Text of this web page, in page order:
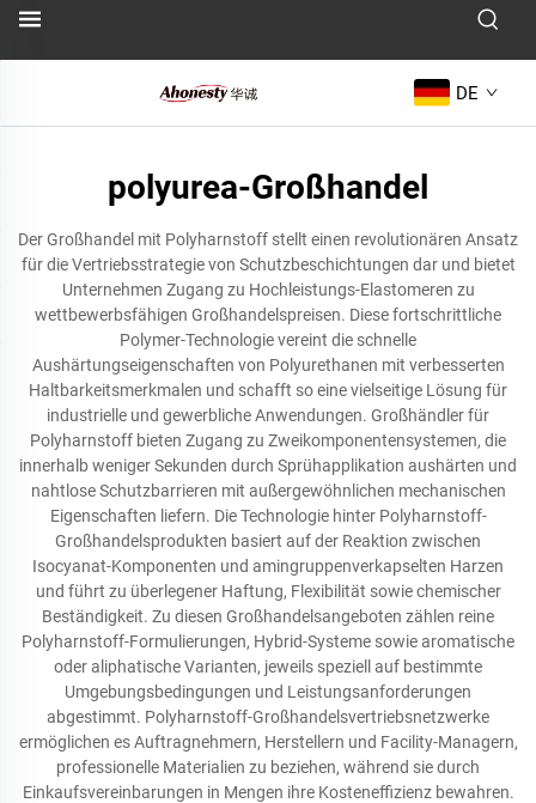
DE
polyurea-Großhandel
Der Großhandel mit Polyharnstoff stellt einen revolutionären Ansatz
für die Vertriebsstrategie von Schutzbeschichtungen dar und bietet
Unternehmen Zugang zu Hochleistungs-Elastomeren zu
wettbewerbsfähigen Großhandelspreisen. Diese fortschrittliche
Polymer-Technologie vereint die schnelle
Aushärtungseigenschaften von Polyurethanen mit verbesserten
Haltbarkeitsmerkmalen und schafft so eine vielseitige Lösung für
industrielle und gewerbliche Anwendungen. Großhändler für
Polyharnstoff bieten Zugang zu Zweikomponentensystemen, die
innerhalb weniger Sekunden durch Sprühapplikation aushärten und
nahtlose Schutzbarrieren mit außergewöhnlichen mechanischen
Eigenschaften liefern. Die Technologie hinter Polyharnstoff-
Großhandelsprodukten basiert auf der Reaktion zwischen
Isocyanat-Komponenten und amingruppenverkapselten Harzen
und führt zu überlegener Haftung, Flexibilität sowie chemischer
Beständigkeit. Zu diesen Großhandelsangeboten zählen reine
Polyharnstoff-Formulierungen, Hybrid-Systeme sowie aromatische
oder aliphatische Varianten, jeweils speziell auf bestimmte
Umgebungsbedingungen und Leistungsanforderungen
abgestimmt. Polyharnstoff-Großhandelsvertriebsnetzwerke
ermöglichen es Auftragnehmern, Herstellern und Facility-Managern,
professionelle Materialien zu beziehen, während sie durch
Einkaufsvereinbarungen in Mengen ihre Kosteneffizienz bewahren.